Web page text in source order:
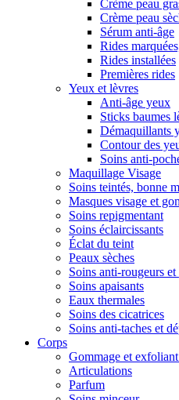
Crème peau
Crème peau
Sérum anti-âge
Rides
Rides installées
Premières rides
Yeux et lèvres
Anti-âge yeux
Sticks baumes
Démaquillants
Contour des
Soins anti-
Maquillage Visage
Soins teintés, bonne
Masques visage et
Soins repigmentant
Soins éclaircissants
Éclat du teint
Peaux sèches
Soins anti-rougeurs et
Soins apaisants
Eaux thermales
Soins des cicatrices
Soins anti-taches et
Corps
Gommage et
Articulations
Parfum